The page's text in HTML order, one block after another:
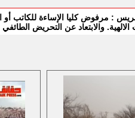
: مرفوض كليا الإساءة للكاتب
الالهية. والابتعاد عن التحريض